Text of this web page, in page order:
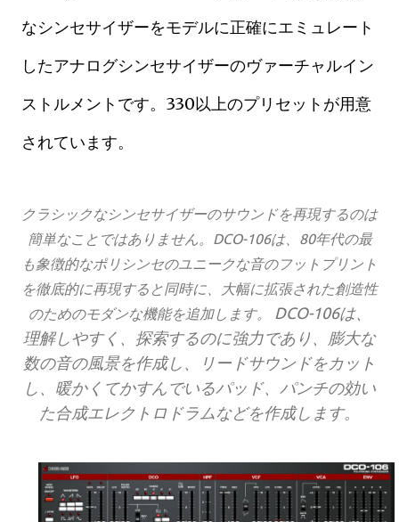
なシンセサイザーをモデルに正確にエミュレート
したアナログシンセサイザーのヴァーチャルイン
ストルメントです。 330以上のプリセットが用意
されています。
クラシックなシンセサイザーのサウンドを再現するのは
簡単なことではありません。DCO-106は、80年代の最
も象徴的なポリシンセのユニークな音のフットプリント
を徹底的に再現すると同時に、大幅に拡張された創造性
のためのモダンな機能を追加します。
DCO-106は、
理解しやすく、探索するのに強力であり、膨大な
数の音の風景を作成し、リードサウンドをカット
し、暖かくてかすんでいるパッド、パンチの効い
た合成エレクトロドラムなどを作成します。